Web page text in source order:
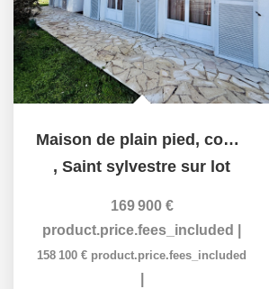
Maison de plain pied, commodités accessibles à pied
, Saint sylvestre sur lot
169 900 €
product.price.fees_included
158 100 € product.price.fees_included